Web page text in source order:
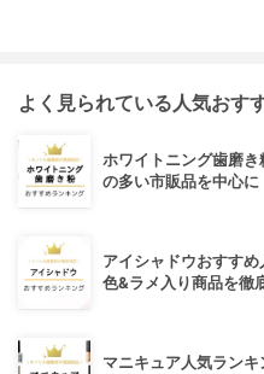
よく見られている人気おす
ホワイトニング歯磨
の多い市販品を中心に
アイシャドウおすす
色&ラメ入り商品を徹
マニキュア人気ラン